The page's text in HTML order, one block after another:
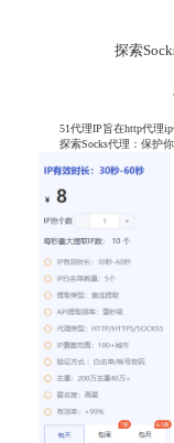
探索
51代理IP旨在http代理
探索Socks代理：保护